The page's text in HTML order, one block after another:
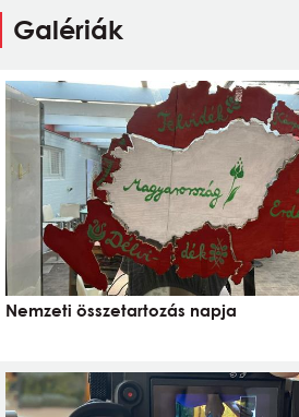
Galériák
Nemzeti összetartozás napja